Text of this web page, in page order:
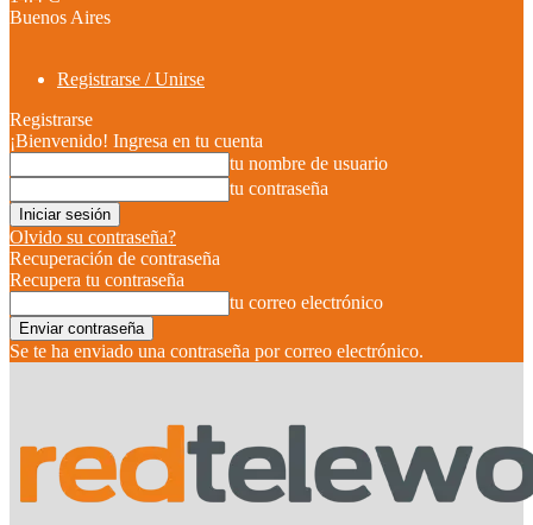
Buenos Aires
Registrarse / Unirse
Registrarse
¡Bienvenido! Ingresa en tu cuenta
tu nombre de usuario
tu contraseña
Olvido su contraseña?
Recuperación de contraseña
Recupera tu contraseña
tu correo electrónico
Se te ha enviado una contraseña por correo electrónico.